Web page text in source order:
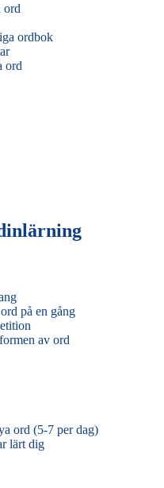
ord
ordbok
ord
på en gång
av ord
ord (5-7 per dag)
lärt dig